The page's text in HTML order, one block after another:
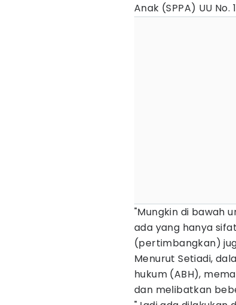
Anak (SPPA) UU No.
"Mungkin di bawah
ada yang hanya
(pertimbangkan)
Menurut Setiadi,
hukum (ABH),
dan melibatkan